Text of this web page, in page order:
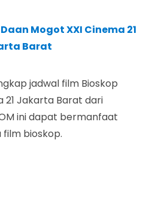
Mogot XXI Cinema 21
Barat
jadwal film Bioskop
21 Jakarta Barat dari
ini dapat bermanfaat
bioskop.